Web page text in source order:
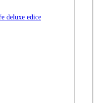
deluxe edice